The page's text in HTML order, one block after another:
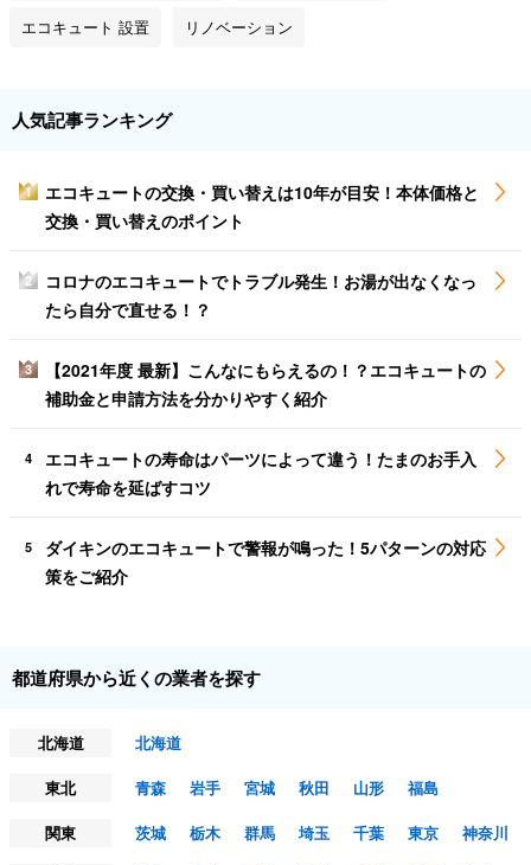
エコキュート 設置 リノベーション
人気記事ランキング
1
エコキュートの交換・買い替えは10年が目安！本体価格と
交換・買い替えのポイント
2
コロナのエコキュートでトラブル発生！お湯が出なくなっ
たら自分で直せる！？
3
【2021年度 最新】こんなにもらえるの！？エコキュートの
補助金と申請方法を分かりやすく紹介
4
エコキュートの寿命はパーツによって違う！たまのお手入
れで寿命を延ばすコツ
5
ダイキンのエコキュートで警報が鳴った！5パターンの対応
策をご紹介
都道府県から近くの業者を探す
北海道
北海道
東北
青森 岩手 宮城 秋田 山形
福島
関東
茨城 栃木 群馬 埼玉 千葉 東京
神奈川